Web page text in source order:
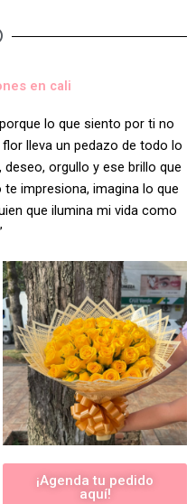
en cali
porque lo que siento por ti no
lleva un pedazo de todo lo
orgullo y ese brillo que
impresiona, imagina lo que
que ilumina mi vida como
¡Agenda tu pedido
aquí!